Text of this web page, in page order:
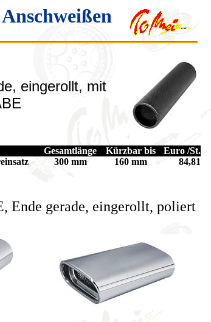
eingerollt, mit
Gesamtlänge Kürzbar bis
Euro /St.
300 mm 160 mm 84,81
Ende gerade, eingerollt, poliert